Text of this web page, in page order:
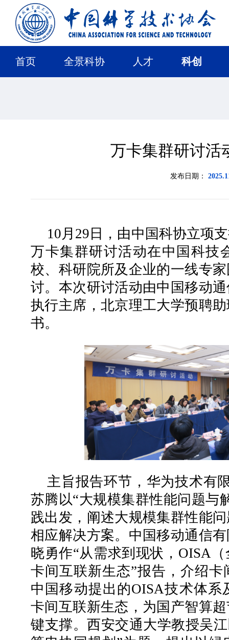
首页 全景科协 人才 科创
万卡集群研讨活
发布日期：
10月29日，由中国科协立项
万卡集群研讨活动在中国科技
校、科研院所及企业的一线专
讨。本次研讨活动由中国移动
执行主席，北京理工大学预聘
书。
主旨报告环节，华为技术有
苏腾以“大规模集群性能问题与
践出发，阐述大规模集群性能
相应解决方案。中国移动通信
晓勇作“从需求到现状，OISA
卡间互联新生态”报告，介绍
中国移动提出的OISA技术体
卡间互联新生态，为国产智算
键支撑。西安交通大学教授吴